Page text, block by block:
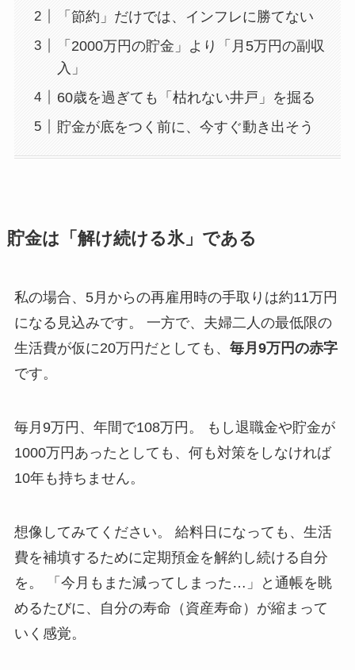
「節約」だけでは、インフレに勝てない
「2000万円の貯金」より「月5万円の副収
入」
60歳を過ぎても「枯れない井戸」を掘る
貯金が底をつく前に、今すぐ動き出そう
貯金は「解け続ける氷」である
私の場合、5月からの再雇用時の手取りは約11万円
になる見込みです。 一方で、夫婦二人の最低限の
生活費が仮に20万円だとしても、 毎月9万円の赤字
です。
毎月9万円、年間で108万円。 もし退職金や貯金が
1000万円あったとしても、何も対策をしなければ
10年も持ちません。
想像してみてください。 給料日になっても、生活
費を補填するために定期預金を解約し続ける自分
を。 「今月もまた減ってしまった…」と通帳を眺
めるたびに、自分の寿命（資産寿命）が縮まって
いく感覚。